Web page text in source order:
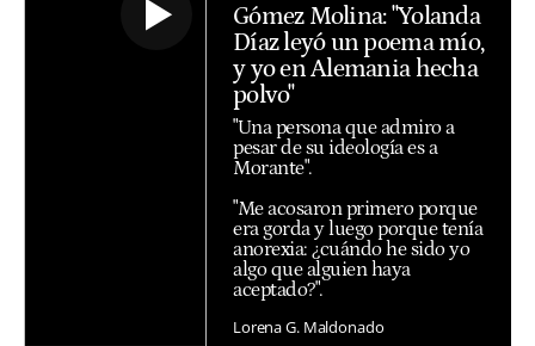
Gómez Molina: "Yolanda
Díaz leyó un poema mío,
y yo en Alemania hecha
polvo"
"Una persona que admiro a
pesar de su ideología es a
Morante".
"Me acosaron primero porque
era gorda y luego porque tenía
anorexia: ¿cuándo he sido yo
algo que alguien haya
aceptado?".
Lorena G. Maldonado